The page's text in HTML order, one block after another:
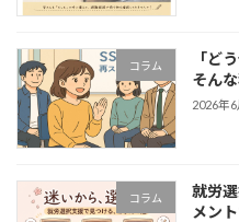
コラム
「ど
そん
2026年6
コラム
就労
メン